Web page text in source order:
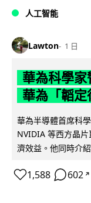
人工智能
Lawton 1 日
華為科學
華為「韜
華為半導體首席科
NVIDIA 等西方晶
濟效益。他同時介
1,588 602 ↗